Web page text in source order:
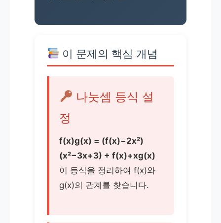
이 문제의 핵심 개념
나눗셈 등식 설
정
f(x)g(x) = (f(x)−2x²)
(x²−3x+3) + f(x)+xg(x)
이 등식을 정리하여 f(x)와
g(x)의 관계를 찾습니다.